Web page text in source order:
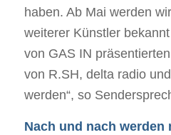
haben. Ab Mai werden
weiterer Künstler
von GAS IN
von R.SH, delta radio
werden“, so
Nach und nach werden